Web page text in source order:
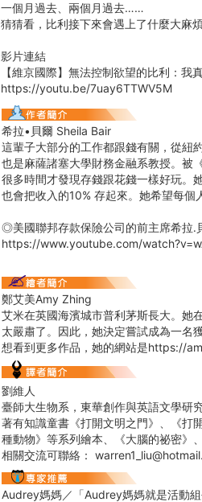
一個月過去、兩個月過去……
猜猜看，比利接下來會遇上了什麼大麻
影片連結
【維京國際】無法控制欲望的比利：我
https://youtu.be/7uay6TTWV5M
希拉•貝爾 Sheila Bair
這輩子大部分的工作都跟錢有關，從紐
也是麻薩諸塞大學財務金融系教授。被
很多時間才發現存錢跟花錢一樣好玩。
也會把收入的10% 存起來。她希望每
◎美國聯邦存款保險公司的前主席希拉
https://www.youtube.com/
鄭艾美Amy Zhing
艾米在英國海濱城市普利茅斯長大。她
太嚴肅了。因此，她決定嘗試成為一名
想看到更多作品，她的網站是https://
劉維人
臺師大生物系，東華創作與英語文學研
著有知識童書《打開文明之門》、《打
種動物》等系列繪本、《大腦的祕密》
相關交流可聯絡：
Audrey媽媽／「Audrey媽媽就是活動